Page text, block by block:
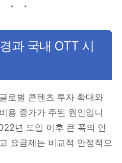
과 국내 OTT 시
로벌 콘텐츠 투자 확대와
용 증가가 주된 원인입니
년 도입 이후 큰 폭의 인
요금제는 비교적 안정적으